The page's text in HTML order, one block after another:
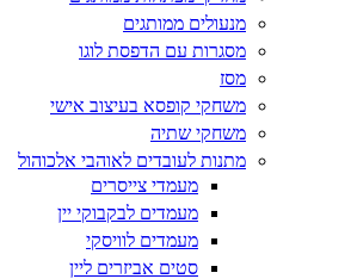
מנעולים ממותגים
מסגרות עם הדפסת לוגו
מסז
משחקי קופסא בעיצוב אישי
משחקי שתיה
מתנות לעובדים לאוהבי אלכוהול
מעמדי צייסרים
מעמדים לבקבוקי יין
מעמדים לוויסקי
סטים אביזרים ליין